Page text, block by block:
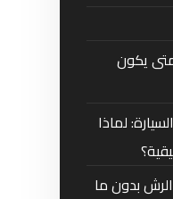
يكون
لماذا
بدون ما